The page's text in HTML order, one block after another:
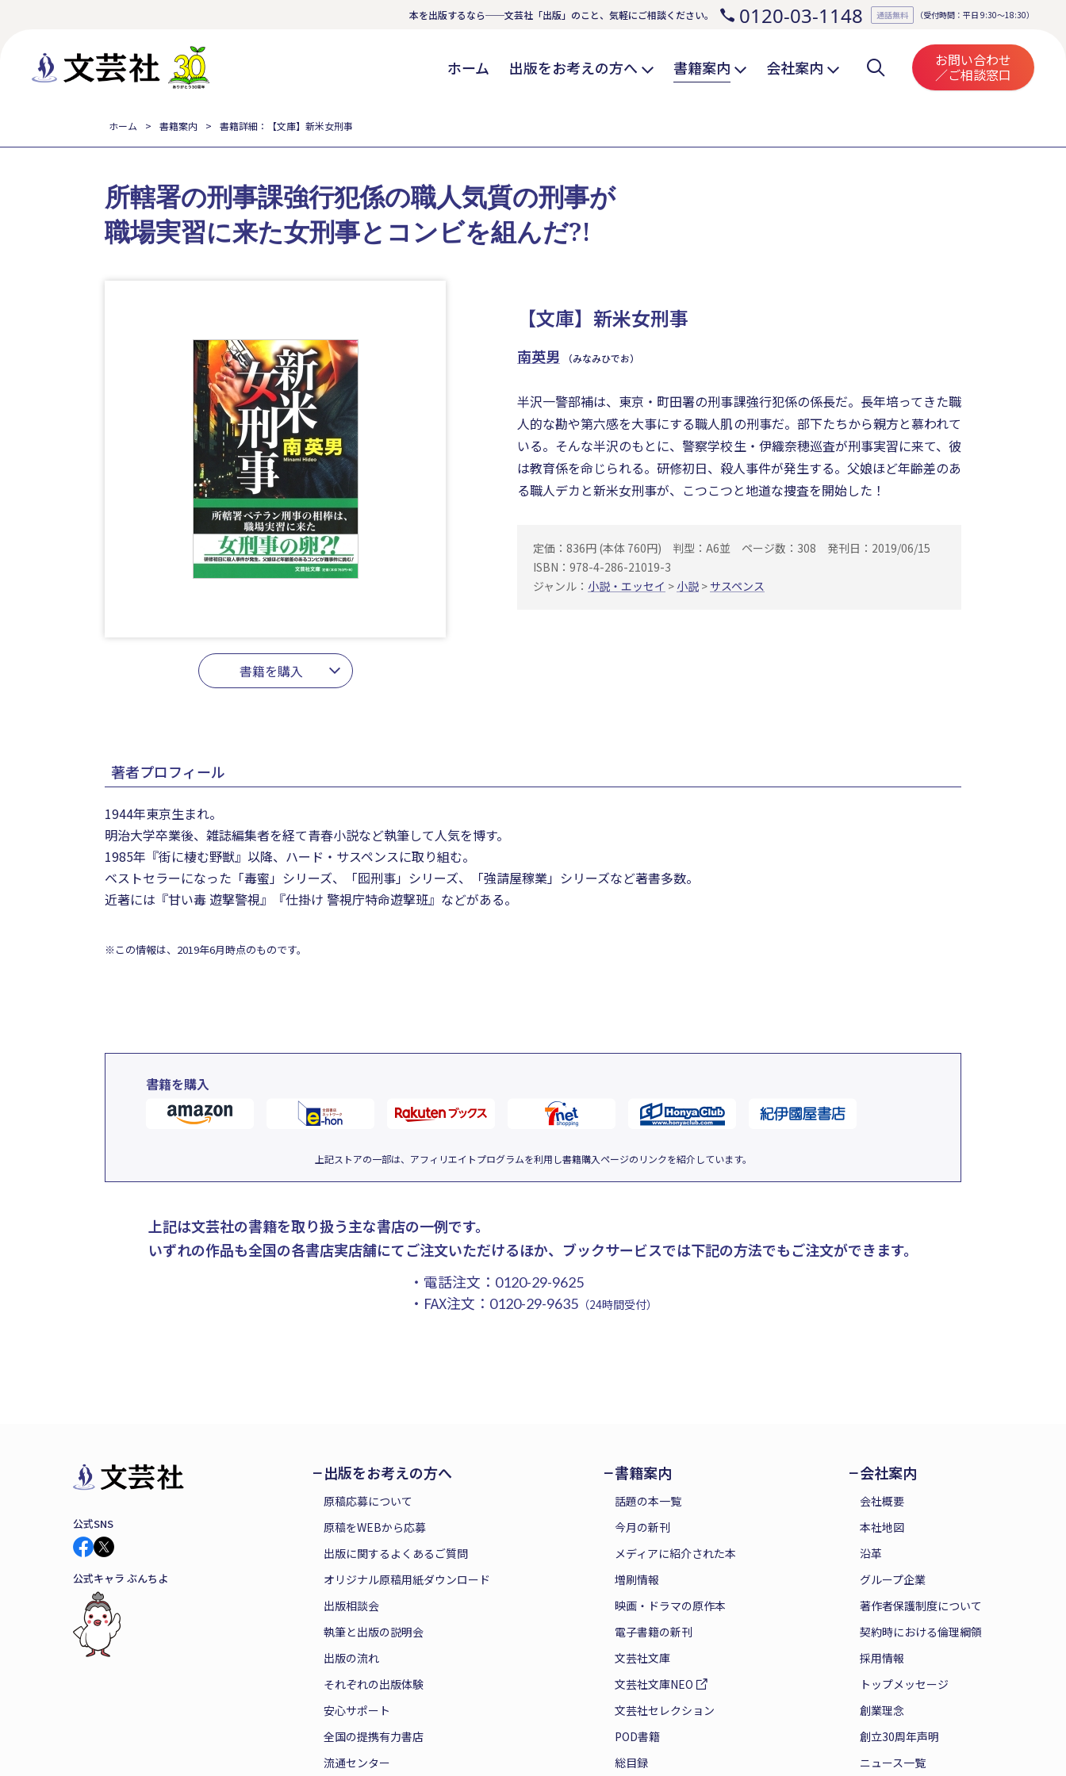
本を出版するなら──文芸社「出版」のこと、気軽にご相談ください。 0120-03-1148 通話無料 （受付時間：平日 9:30～18:30）
ホーム 出版をお考えの方へ 書籍案内 会社案内 お問い合わせ
／ご相談窓口
ホーム 書籍案内 書籍詳細：【文庫】新米女刑事
【文庫】新米女刑事
南英男 （みなみひでお）
書籍を購入
所轄署の刑事課強行犯係の職人気質の刑事が
職場実習に来た女刑事とコンビを組んだ?!
半沢一警部補は、東京・町田署の刑事課強行犯係の係長だ。長年培ってきた職
人的な勘や第六感を大事にする職人肌の刑事だ。部下たちから親方と慕われて
いる。そんな半沢のもとに、警察学校生・伊織奈穂巡査が刑事実習に来て、彼
は教育係を命じられる。研修初日、殺人事件が発生する。父娘ほど年齢差のあ
る職人デカと新米女刑事が、こつこつと地道な捜査を開始した！
定価：836円 (本体 760円) 判型：A6並 ページ数：308
発刊日：2019/06/15
ISBN：978-4-286-21019-3
ジャンル： 小説・エッセイ > 小説 > サスペンス
著者プロフィール
1944年東京生まれ。
明治大学卒業後、雑誌編集者を経て青春小説など執筆して人気を博す。
1985年『街に棲む野獣』以降、ハード・サスペンスに取り組む。
ベストセラーになった「毒蜜」シリーズ、「囮刑事」シリーズ、「強請屋稼業」シリーズなど著書多数。
近著には『甘い毒 遊撃警視』『仕掛け 警視庁特命遊撃班』などがある。
※この情報は、2019年6月時点のものです。
書籍を購入
上記ストアの一部は、アフィリエイトプログラムを利用し書籍購入ページのリンクを紹介しています。
上記は文芸社の書籍を取り扱う主な書店の一例です。
いずれの作品も全国の各書店実店舗にてご注文いただけるほか、ブックサービスでは下記の方法でもご注文ができます。
・電話注文： 0120-29-9625
・FAX注文： 0120-29-9635（24時間受付）
公式SNS
公式キャラ ぶんちよ
出版をお考えの方へ
原稿応募について
原稿をWEBから応募
出版に関するよくあるご質問
オリジナル原稿用紙ダウンロード
出版相談会
執筆と出版の説明会
出版の流れ
それぞれの出版体験
安心サポート
全国の提携有力書店
流通センター
書籍案内
話題の本一覧
今月の新刊
メディアに紹介された本
増刷情報
映画・ドラマの原作本
電子書籍の新刊
文芸社文庫
文芸社文庫NEO
文芸社セレクション
POD書籍
総目録
会社案内
会社概要
本社地図
沿革
グループ企業
著作者保護制度について
契約時における倫理綱領
採用情報
トップメッセージ
創業理念
創立30周年声明
ニュース一覧